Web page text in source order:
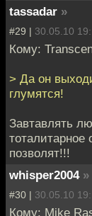
tassadar »
#29 | 30.05.10
Кому:
> Да он
глумятся!
Завтавлять
тоталитарное
позволят!!!
whisper2004 »
#30 | 30.05.10
Кому: Mike